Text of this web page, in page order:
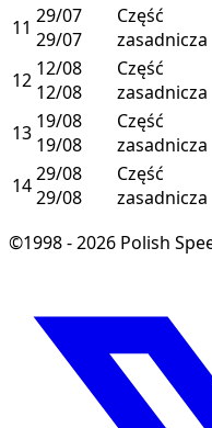
11 29/07
29/07
Część
zasadnicza
12 12/08
12/08
Część
zasadnicza
13 19/08
19/08
Część
zasadnicza
1429/08
29/08
Część
zasadnicza
©1998 - 2026 Polish